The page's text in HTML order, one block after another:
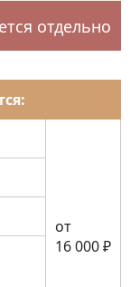
отдельно
от
16 000 ₽